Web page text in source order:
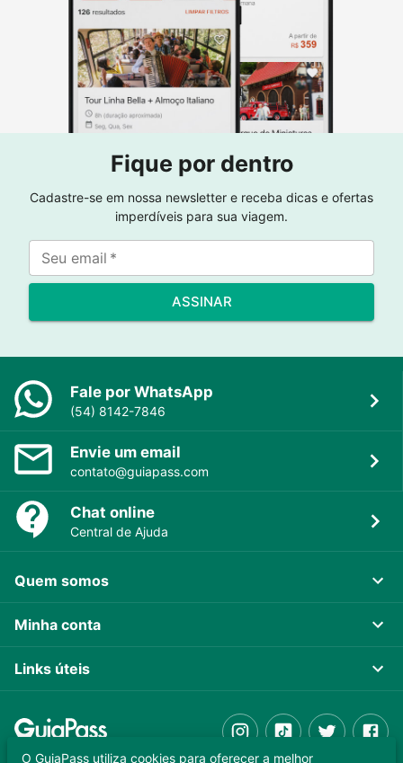
Fique por dentro
Cadastre-se em nossa newsletter e receba dicas e ofertas
imperdíveis para sua viagem.
Seu email *
ASSINAR
Fale por WhatsApp
(54) 8142-7846
Envie um email
contato@guiapass.com
Chat online
Central de Ajuda
Quem somos
Minha conta
Links úteis
O GuiaPass utiliza cookies para oferecer a melhor